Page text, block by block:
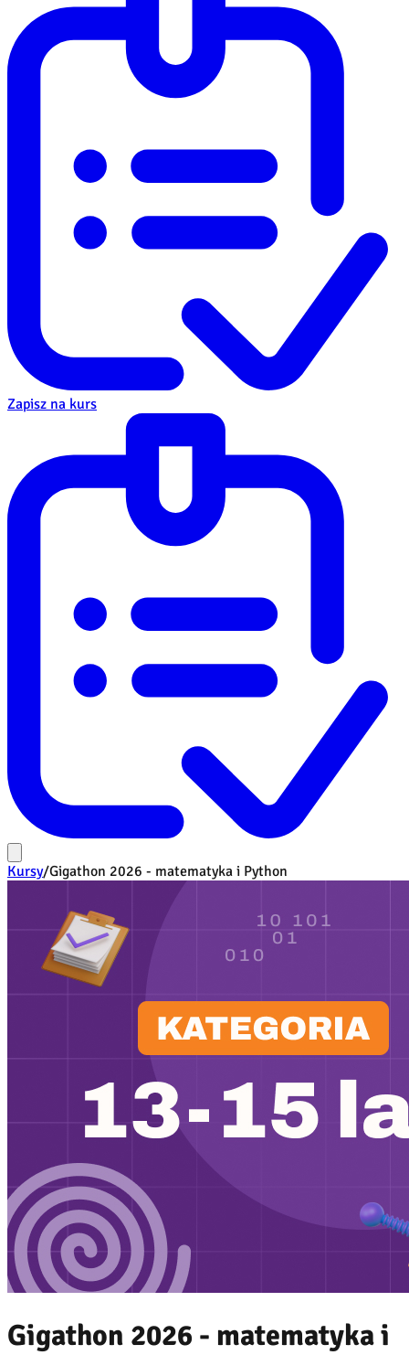
Zapisz na kurs
Kursy/Gigathon 2026 - matematyka i Python
Gigathon 2026 - matematyka i